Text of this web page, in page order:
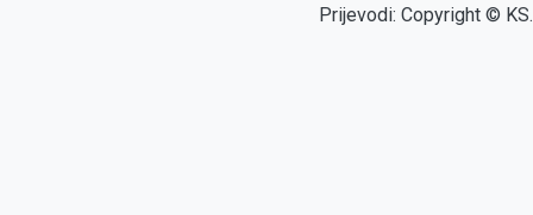
Prijevodi: Copyright ©